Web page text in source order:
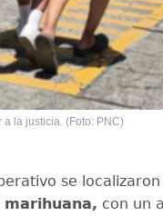
la justicia. (Foto: PNC)
se localizaron
con un